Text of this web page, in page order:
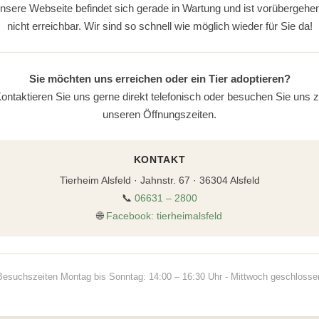
Webseite befindet sich gerade in Wartung und ist
nicht erreichbar. Wir sind so schnell wie möglich wieder für Sie da!
Sie möchten uns erreichen oder ein Tier adoptieren?
Sie uns gerne direkt telefonisch oder besuchen Sie uns
unseren Öffnungszeiten.
KONTAKT
Tierheim Alsfeld · Jahnstr. 67 · 36304 Alsfeld
📞 06631 – 2800
🌐 Facebook: tierheimalsfeld
Montag bis Sonntag: 14:00 – 16:30 Uhr - Mittwoch